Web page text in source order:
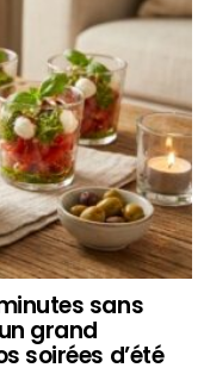
sans
grand
soirées d’été